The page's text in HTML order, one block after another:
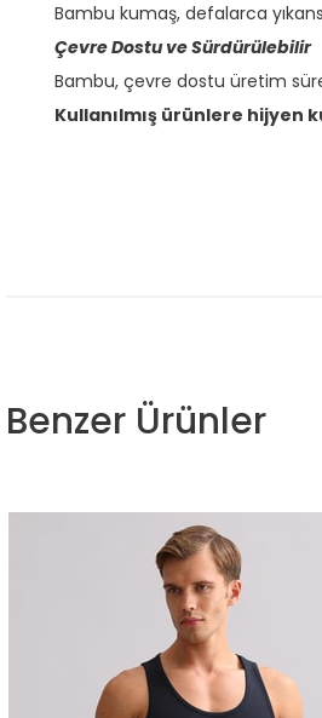
Bambu kumaş, defalarca
Çevre Dostu ve Sürdürülebilir
Bambu, çevre dostu üretim
Kullanılmış ürünlere hijyen
Benzer Ürünler